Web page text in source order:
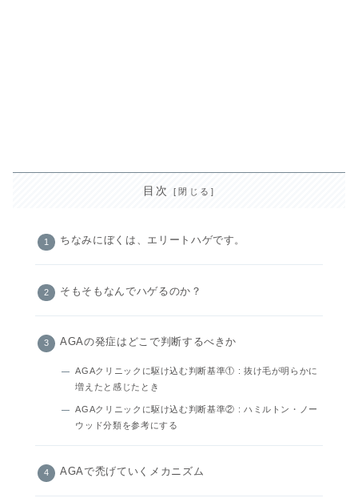
目次
ちなみにぼくは、エリートハゲです。
そもそもなんでハゲるのか？
AGAの発症はどこで判断するべきか
AGAクリニックに駆け込む判断基準① : 抜け毛が明らかに
増えたと感じたとき
AGAクリニックに駆け込む判断基準② : ハミルトン・ノー
ウッド分類を参考にする
AGAで禿げていくメカニズム